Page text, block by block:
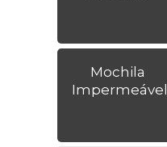
Mochila
Impermeável